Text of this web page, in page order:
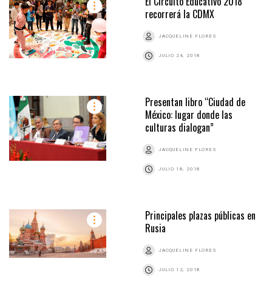
recorrerá la CDMX
JACQUELINE FLORES
JULIO 24, 2018
Presentan libro “Ciudad de
México: lugar donde las
culturas dialogan”
JACQUELINE FLORES
JULIO 18, 2018
Principales plazas públicas en
Rusia
JACQUELINE FLORES
JULIO 12, 2018